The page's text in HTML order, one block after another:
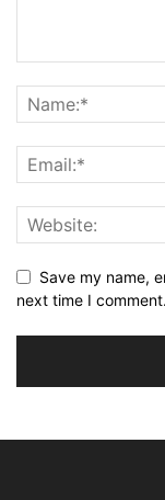
Save my name,
next time I comment.